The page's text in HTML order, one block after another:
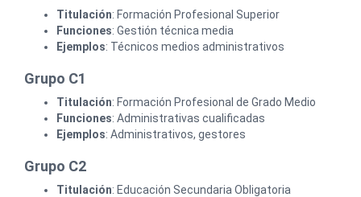
Titulación: Formación Profesional Superior
Funciones: Gestión técnica media
Ejemplos: Técnicos medios administrativos
Grupo C1
Titulación: Formación Profesional de Grado Medio
Funciones: Administrativas cualificadas
Ejemplos: Administrativos, gestores
Grupo C2
Titulación: Educación Secundaria Obligatoria